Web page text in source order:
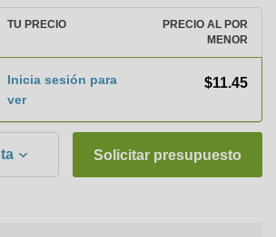
TU PRECIO
PRECIO AL POR
MENOR
Inicia sesión para
ver
$11.45
Solicitar presupuesto